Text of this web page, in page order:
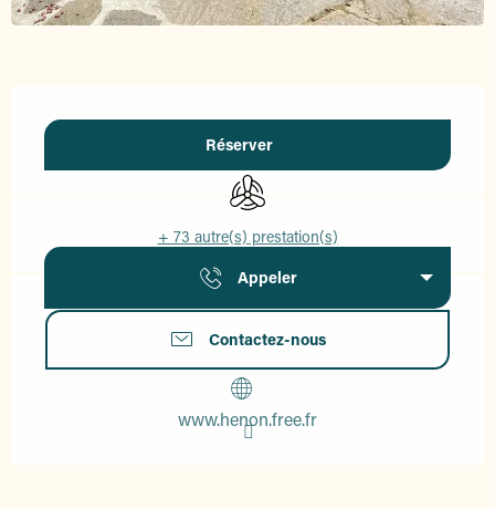
Réserver
Air conditionné
+ 73 autre(s) prestation(s)
Appeler
Contactez-nous
www.henon.free.fr